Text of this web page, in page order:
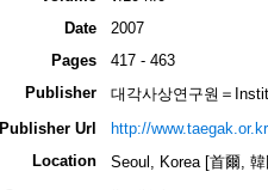
Date
2007
Pages
417 - 463
Publisher
대각사상연구원＝
Publisher Url
http://
Location
Seoul, Korea [首爾,